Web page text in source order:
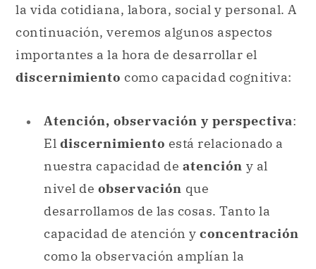
la vida cotidiana, labora, social y personal. A
continuación, veremos algunos aspectos
importantes a la hora de desarrollar el
discernimiento como capacidad cognitiva:
Atención, observación y perspectiva:
El discernimiento está relacionado a
nuestra capacidad de atención y al
nivel de observación que
desarrollamos de las cosas. Tanto la
capacidad de atención y concentración
como la observación amplían la